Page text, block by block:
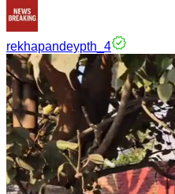
rekhapandeypth_4